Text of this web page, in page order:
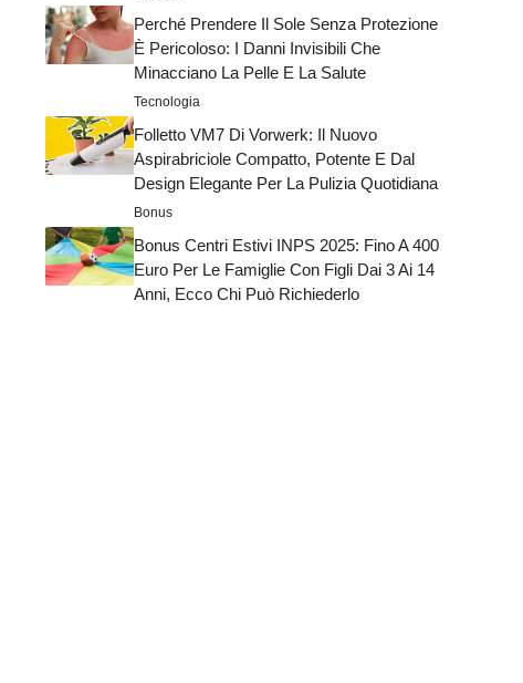
Perché Prendere Il Sole Senza Protezione
È Pericoloso: I Danni Invisibili Che
Minacciano La Pelle E La Salute
Tecnologia
Folletto VM7 Di Vorwerk: Il Nuovo
Aspirabriciole Compatto, Potente E Dal
Design Elegante Per La Pulizia Quotidiana
Bonus
Bonus Centri Estivi INPS 2025: Fino A 400
Euro Per Le Famiglie Con Figli Dai 3 Ai 14
Anni, Ecco Chi Può Richiederlo